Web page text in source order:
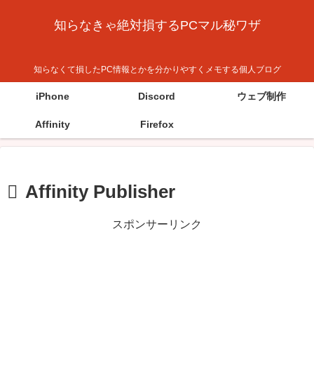
知らなきゃ絶対損するPCマル秘ワザ
知らなくて損したPC情報とかを分かりやすくメモする個人ブログ
iPhone Discord ウェブ制作
Affinity Firefox
Affinity Publisher
スポンサーリンク